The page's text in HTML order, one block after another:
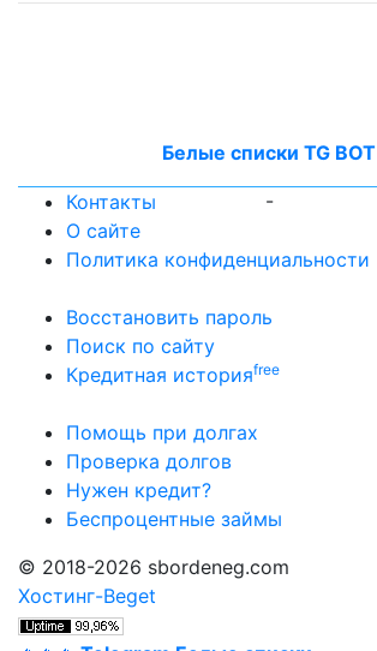
Белые списки TG BOT
-
Контакты
О сайте
Политика конфиденциальности
Восстановить пароль
Поиск по сайту
Кредитная историяfree
Помощь при долгах
Проверка долгов
Нужен кредит?
Беспроцентные займы
© 2018-2026 sbordeneg.com
Хостинг-Beget